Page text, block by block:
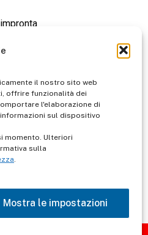
il nostro sito web
offrire funzionalità dei
l'elaborazione di
sul dispositivo
momento. Ulteriori
sulla
.
Mostra le impostazioni
impronta
contatto